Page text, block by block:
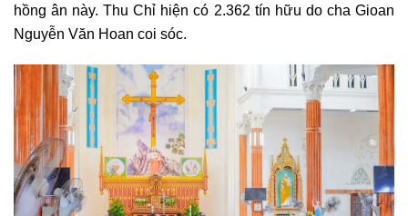
hồng ân này. Thu Chỉ hiện có 2.362 tín hữu do cha Gioan
Nguyễn Văn Hoan coi sóc.